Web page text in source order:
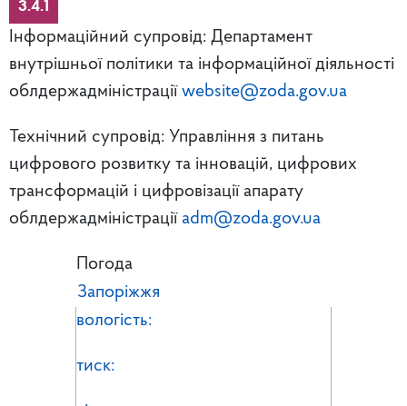
3.4.1
Інформаційний супровід: Департамент
внутрішньої політики та інформаційної діяльності
облдержадміністрації website@zoda.gov.ua
Технічний супровід: Управління з питань
цифрового розвитку та інновацій, цифрових
трансформацій і цифровізації апарату
облдержадміністрації adm@zoda.gov.ua
Погода
Запоріжжя
вологість:
тиск: